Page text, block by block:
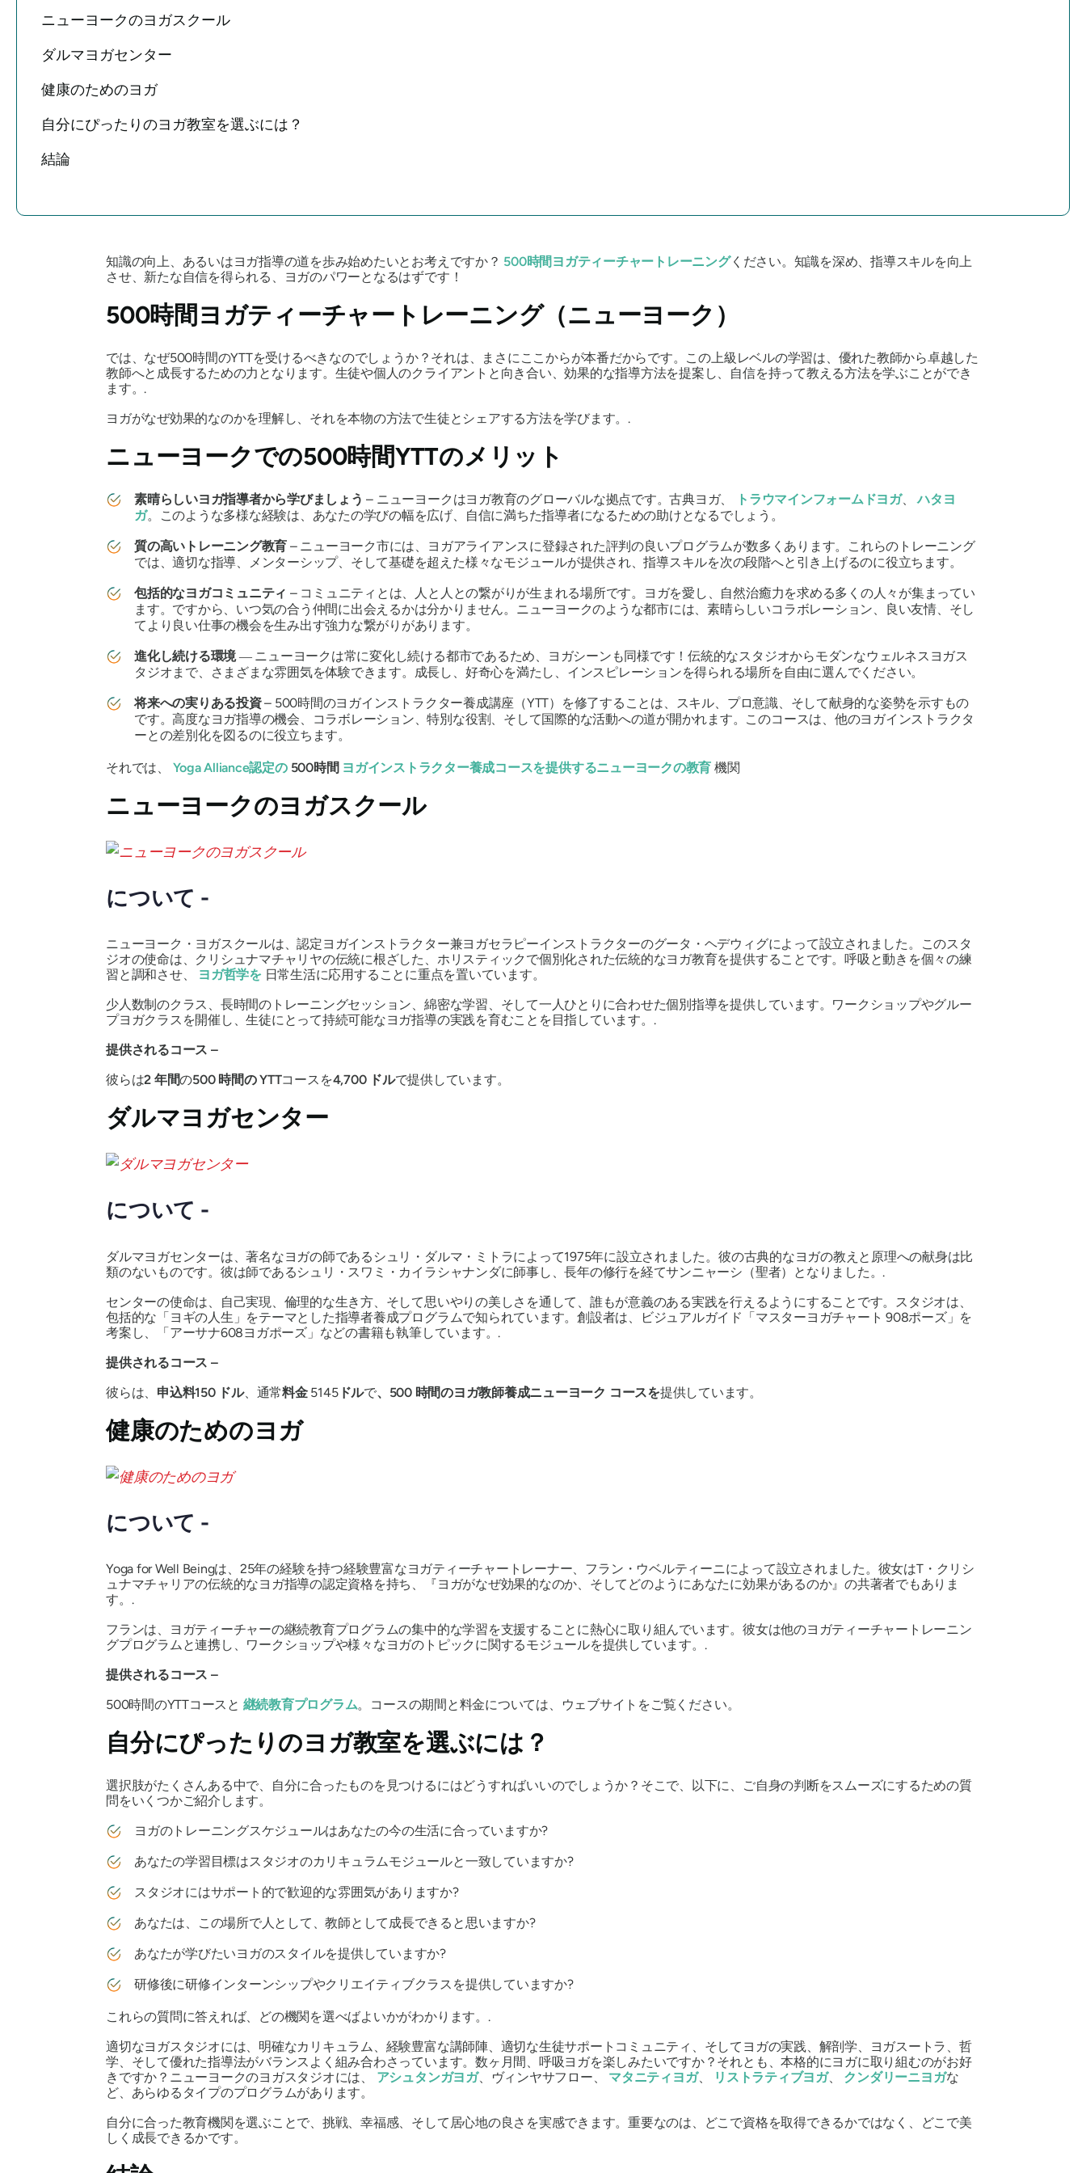
ニューヨークのヨガスクール
ダルマヨガセンター
健康のためのヨガ
自分にぴったりのヨガ教室を選ぶには？
結論
知識の向上、あるいはヨガ指導の道を歩み始めたいとお考えですか？ 500時間ヨガティーチャートレーニングください。知識を深め、指導スキルを向上
させ、新たな自信を得られる、ヨガのパワーとなるはずです！
500時間ヨガティーチャートレーニング（ニューヨーク）
では、なぜ500時間のYTTを受けるべきなのでしょうか？それは、まさにここからが本番だからです。この上級レベルの学習は、優れた教師から卓越した
教師へと成長するための力となります。生徒や個人のクライアントと向き合い、効果的な指導方法を提案し、自信を持って教える方法を学ぶことができ
ます。.
ヨガがなぜ効果的なのかを理解し、それを本物の方法で生徒とシェアする方法を学びます。.
ニューヨークでの500時間YTTのメリット
素晴らしいヨガ指導者から学びましょう– ニューヨークはヨガ教育のグローバルな拠点です。古典ヨガ、 トラウマインフォームドヨガ、ハタヨ
ガ。このような多様な経験は、あなたの学びの幅を広げ、自信に満ちた指導者になるための助けとなるでしょう。
質の高いトレーニング教育 – ニューヨーク市には、ヨガアライアンスに登録された評判の良いプログラムが数多くあります。これらのトレーニング
では、適切な指導、メンターシップ、そして基礎を超えた様々なモジュールが提供され、指導スキルを次の段階へと引き上げるのに役立ちます。
包括的なヨガコミュニティ – コミュニティとは、人と人との繋がりが生まれる場所です。ヨガを愛し、自然治癒力を求める多くの人々が集まってい
ます。ですから、いつ気の合う仲間に出会えるかは分かりません。ニューヨークのような都市には、素晴らしいコラボレーション、良い友情、そし
てより良い仕事の機会を生み出す強力な繋がりがあります。
進化し続ける環境― ニューヨークは常に変化し続ける都市であるため、ヨガシーンも同様です！伝統的なスタジオからモダンなウェルネスヨガス
タジオまで、さまざまな雰囲気を体験できます。成長し、好奇心を満たし、インスピレーションを得られる場所を自由に選んでください。
将来への実りある投資– 500時間のヨガインストラクター養成講座（YTT）を修了することは、スキル、プロ意識、そして献身的な姿勢を示すもの
です。高度なヨガ指導の機会、コラボレーション、特別な役割、そして国際的な活動への道が開かれます。このコースは、他のヨガインストラクタ
ーとの差別化を図るのに役立ちます。
それでは、 Yoga Alliance認定の 500時間 ヨガインストラクター養成コースを提供するニューヨークの教育 機関
ニューヨークのヨガスクール
について -
ニューヨーク・ヨガスクールは、認定ヨガインストラクター兼ヨガセラピーインストラクターのグータ・ヘデウィグによって設立されました。このスタ
ジオの使命は、クリシュナマチャリヤの伝統に根ざした、ホリスティックで個別化された伝統的なヨガ教育を提供することです。呼吸と動きを個々の練
習と調和させ、
ヨガ哲学を 日常生活に応用することに重点を置いています。
少人数制のクラス、長時間のトレーニングセッション、綿密な学習、そして一人ひとりに合わせた個別指導を提供しています。ワークショップやグルー
プヨガクラスを開催し、生徒にとって持続可能なヨガ指導の実践を育むことを目指しています。.
提供されるコース –
彼らは2 年間の500 時間の YTTコースを4,700 ドルで提供しています。
ダルマヨガセンター
について -
ダルマヨガセンターは、著名なヨガの師であるシュリ・ダルマ・ミトラによって1975年に設立されました。彼の古典的なヨガの教えと原理への献身は比
類のないものです。彼は師であるシュリ・スワミ・カイラシャナンダに師事し、長年の修行を経てサンニャーシ（聖者）となりました。.
センターの使命は、自己実現、倫理的な生き方、そして思いやりの美しさを通して、誰もが意義のある実践を行えるようにすることです。スタジオは、
包括的な「ヨギの人生」をテーマとした指導者養成プログラムで知られています。創設者は、ビジュアルガイド「マスターヨガチャート 908ポーズ」を
考案し、「アーサナ608ヨガポーズ」などの書籍も執筆しています。.
提供されるコース –
彼らは、 申込料150 ドル、通常料金 5145ドルで、500 時間のヨガ教師養成ニューヨーク コースを提供しています。
健康のためのヨガ
について -
Yoga for Well Beingは、25年の経験を持つ経験豊富なヨガティーチャートレーナー、フラン・ウベルティーニによって設立されました。彼女はT・クリシ
ュナマチャリアの伝統的なヨガ指導の認定資格を持ち、『ヨガがなぜ効果的なのか、そしてどのようにあなたに効果があるのか​​』の共著者でもありま
す。.
フランは、ヨガティーチャーの継続教育プログラムの集中的な学習を支援することに熱心に取り組んでいます。彼女は他のヨガティーチャートレーニン
グプログラムと連携し、ワークショップや様々なヨガのトピックに関するモジュールを提供しています。.
提供されるコース –
500時間のYTTコースと 継続教育プログラム。コースの期間と料金については、ウェブサイトをご覧ください。
自分にぴったりのヨガ教室を選ぶには？
選択肢がたくさんある中で、自分に合ったものを見つけるにはどうすればいいのでしょうか？そこで、以下に、ご自身の判断をスムーズにするための質
問をいくつかご紹介します。
ヨガのトレーニングスケジュールはあなたの今の生活に合っていますか?
あなたの学習目標はスタジオのカリキュラムモジュールと一致していますか?
スタジオにはサポート的で歓迎的な雰囲気がありますか?
あなたは、この場所で人として、教師として成長できると思いますか?
あなたが学びたいヨガのスタイルを提供していますか?
研修後に研修インターンシップやクリエイティブクラスを提供していますか?
これらの質問に答えれば、どの機関を選べばよいかがわかります。.
適切なヨガスタジオには、明確なカリキュラム、経験豊富な講師陣、適切な生徒サポートコミュニティ、そしてヨガの実践、解剖学、ヨガスートラ、哲
学、そして優れた指導法がバランスよく組み合わさっています。数ヶ月間、呼吸ヨガを楽しみたいですか？それとも、本格的にヨガに取り組むのがお好
きですか？ニューヨークのヨガスタジオには、 アシュタンガヨガ、ヴィンヤサフロー、 マタニティヨガ、 リストラティブヨガ、 クンダリーニヨガな
ど、あらゆるタイプのプログラムがあります。
自分に合った教育機関を選ぶことで、挑戦、幸福感、そして居心地の良さを実感できます。重要なのは、どこで資格を取得できるかではなく、どこで美
しく成長できるかです。